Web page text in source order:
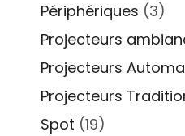
Périphériques (3)
Projecteurs
Projecteurs
Projecteurs
Spot (19)